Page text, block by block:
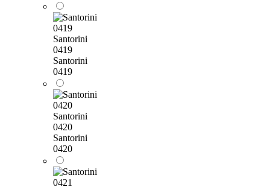
Santorini
0419
Santorini
0419
Santorini
0420
Santorini
0420